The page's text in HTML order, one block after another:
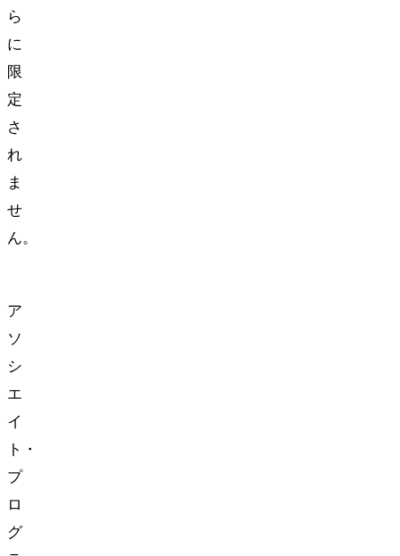
ら
に
限
定
さ
れ
ま
せ
ん。
ア
ソ
シ
エ
イ
ト・
プ
ロ
グ